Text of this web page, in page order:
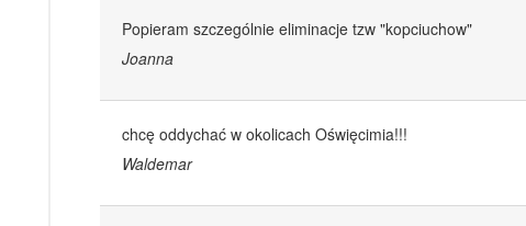
Popieram szczególnie eliminacje tzw "kopciuchow"
Joanna
chcę oddychać w okolicach Oświęcimia!!!
Waldemar